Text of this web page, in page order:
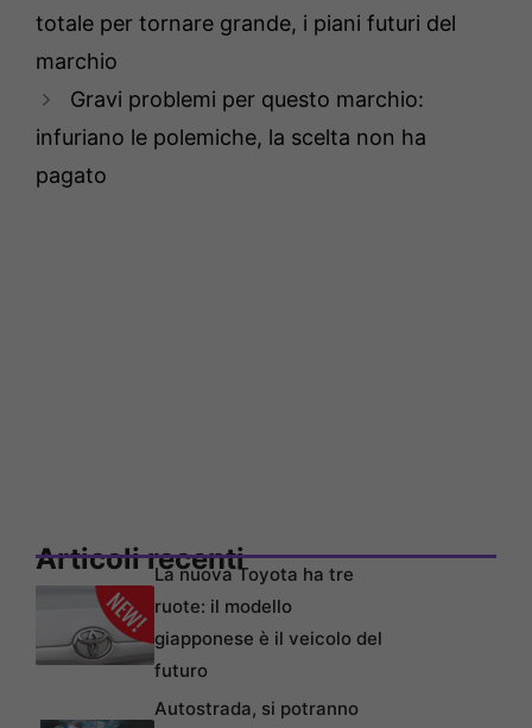
totale per tornare grande, i piani futuri del
marchio
Gravi problemi per questo marchio:
infuriano le polemiche, la scelta non ha
pagato
Articoli recentiLa nuova Toyota ha tre
ruote: il modello
giapponese è il veicolo del
futuro
Autostrada, si potranno